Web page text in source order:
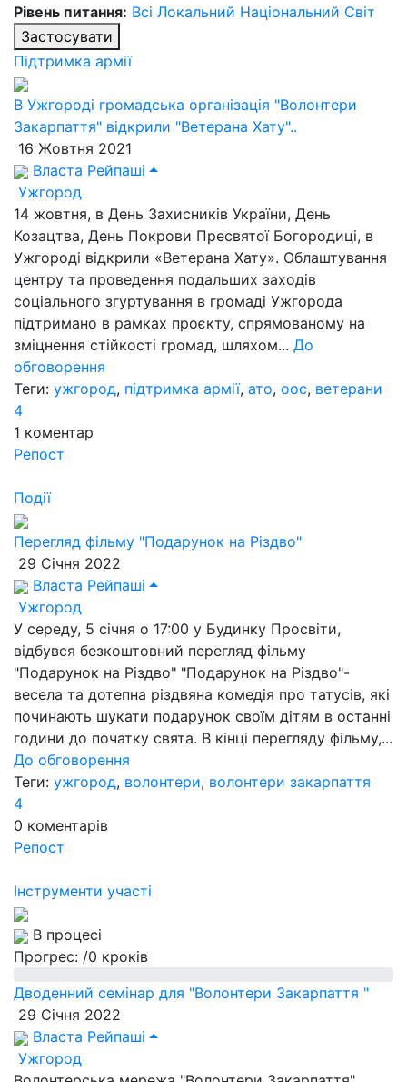
Рівень питання: Всі Локальний Національний Світ
Застосувати
Підтримка армії
В Ужгороді громадська організація "Волонтери
Закарпаття" відкрили "Ветерана Хату"..
16 Жовтня 2021
Власта Рейпаші
Ужгород
14 жовтня, в День Захисників України, День
Козацтва, День Покрови Пресвятої Богородиці, в
Ужгороді відкрили «Ветерана Хату». Облаштування
центру та проведення подальших заходів
соціального згуртування в громаді Ужгорода
підтримано в рамках проєкту, спрямованому на
зміцнення стійкості громад, шляхом... До
обговорення
Теги: ужгород, підтримка армії, ато, оос, ветерани
4
1 коментар
Репост
Події
Перегляд фільму "Подарунок на Різдво"
29 Січня 2022
Власта Рейпаші
Ужгород
У середу, 5 січня о 17:00 у Будинку Просвіти,
відбувся безкоштовний перегляд фільму
"Подарунок на Різдво" "Подарунок на Різдво"-
весела та дотепна різдвяна комедія про татусів, які
починають шукати подарунок своїм дітям в останні
години до початку свята. В кінці перегляду фільму,...
До обговорення
Теги: ужгород, волонтери, волонтери закарпаття
4
0 коментарів
Репост
Інструменти участі
В процесі
Прогрес: /0 кроків
Дводенний семінар для "Волонтери Закарпаття "
29 Січня 2022
Власта Рейпаші
Ужгород